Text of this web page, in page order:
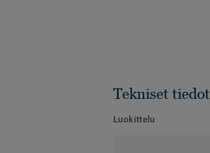
Tekniset tiedot
Luokittelu